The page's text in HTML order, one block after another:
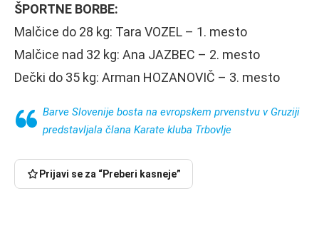
ŠPORTNE BORBE:
Malčice do 28 kg: Tara VOZEL – 1. mesto
Malčice nad 32 kg: Ana JAZBEC – 2. mesto
Dečki do 35 kg: Arman HOZANOVIČ – 3. mesto
Barve Slovenije bosta na evropskem prvenstvu v Gruziji
predstavljala člana Karate kluba Trbovlje
Prijavi se za “Preberi kasneje”